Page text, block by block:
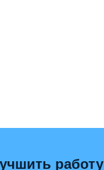
работу